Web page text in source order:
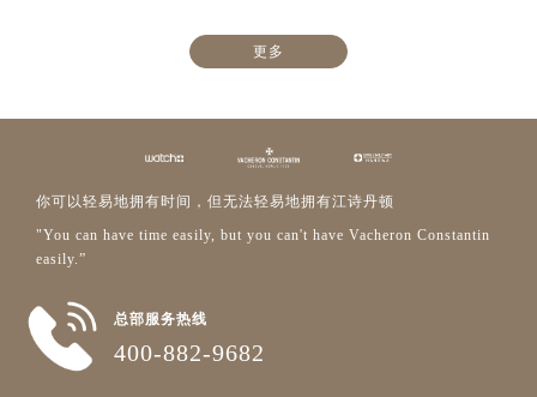
更多
你可以轻易地拥有时间，但无法轻易地拥有江诗丹顿
"You can have time easily, but you can't have Vacheron Constantin
easily.”
总部服务热线
400-882-9682